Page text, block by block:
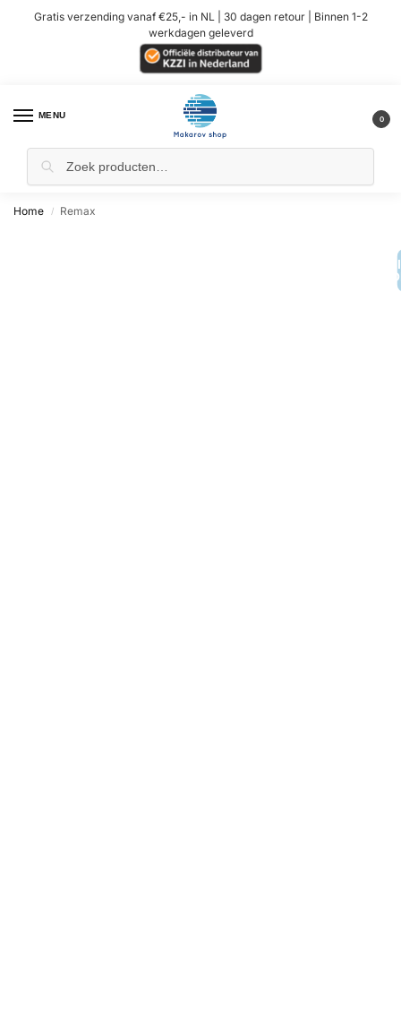
Gratis verzending vanaf €25,- in NL | 30 dagen retour | Binnen 1-2
werkdagen geleverd
MENU 0
Home / Remax